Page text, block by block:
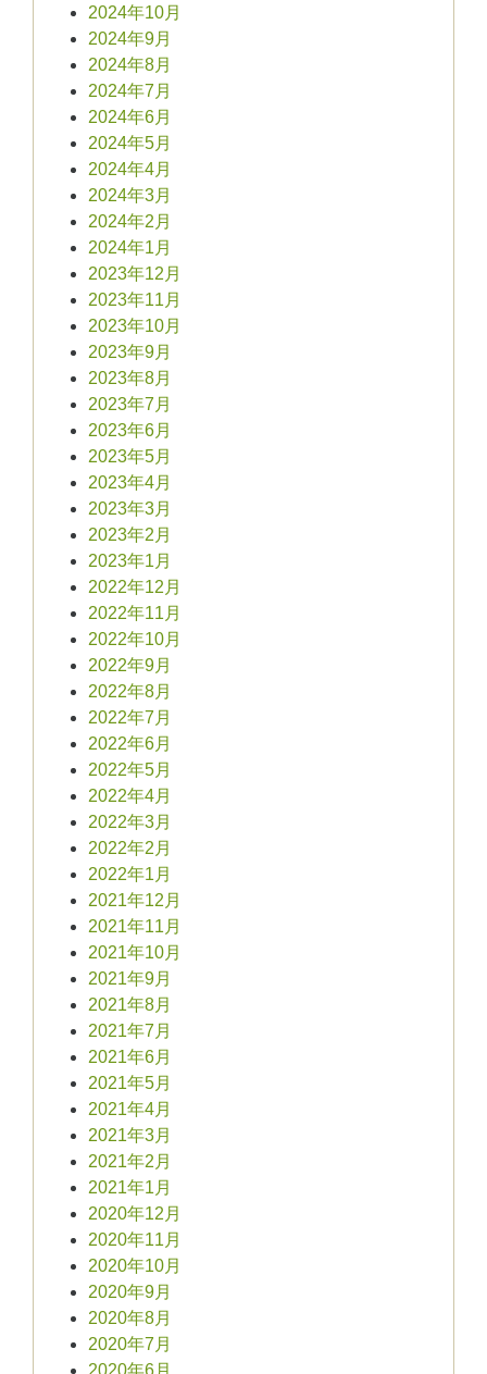
2024年10月
2024年9月
2024年8月
2024年7月
2024年6月
2024年5月
2024年4月
2024年3月
2024年2月
2024年1月
2023年12月
2023年11月
2023年10月
2023年9月
2023年8月
2023年7月
2023年6月
2023年5月
2023年4月
2023年3月
2023年2月
2023年1月
2022年12月
2022年11月
2022年10月
2022年9月
2022年8月
2022年7月
2022年6月
2022年5月
2022年4月
2022年3月
2022年2月
2022年1月
2021年12月
2021年11月
2021年10月
2021年9月
2021年8月
2021年7月
2021年6月
2021年5月
2021年4月
2021年3月
2021年2月
2021年1月
2020年12月
2020年11月
2020年10月
2020年9月
2020年8月
2020年7月
2020年6月